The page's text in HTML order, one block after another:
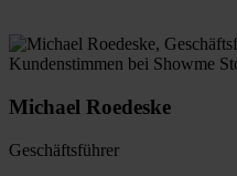
Michael Roedeske
Geschäftsführer